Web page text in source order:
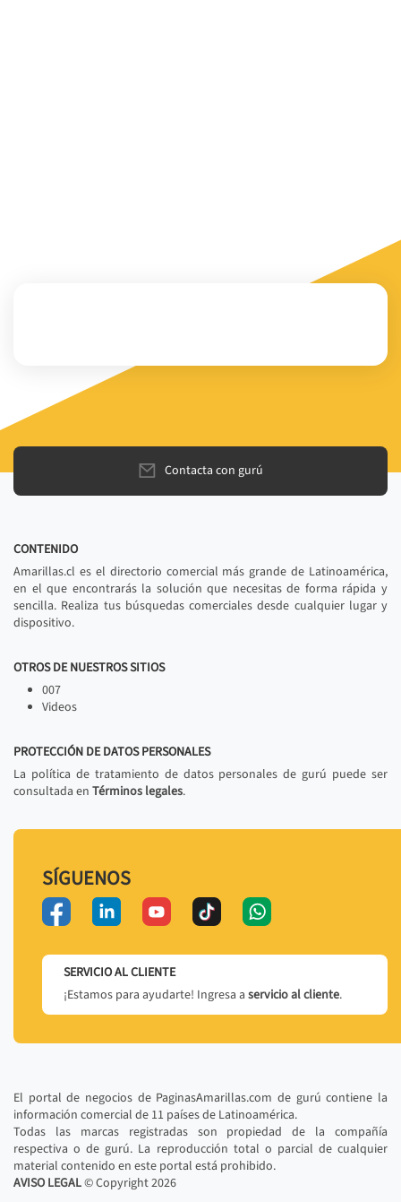
Contacta con gurú
CONTENIDO
Amarillas.cl es el directorio comercial más grande de Latinoamérica,
en el que encontrarás la solución que necesitas de forma rápida y
sencilla. Realiza tus búsquedas comerciales desde cualquier lugar y
dispositivo.
OTROS DE NUESTROS SITIOS
007
Videos
PROTECCIÓN DE DATOS PERSONALES
La política de tratamiento de datos personales de gurú puede ser
consultada en Términos legales.
SÍGUENOS
SERVICIO AL CLIENTE
¡Estamos para ayudarte! Ingresa a servicio al cliente.
El portal de negocios de PaginasAmarillas.com de gurú contiene la
información comercial de 11 países de Latinoamérica.
Todas las marcas registradas son propiedad de la compañía
respectiva o de gurú. La reproducción total o parcial de cualquier
material contenido en este portal está prohibido.
AVISO LEGAL© Copyright2026